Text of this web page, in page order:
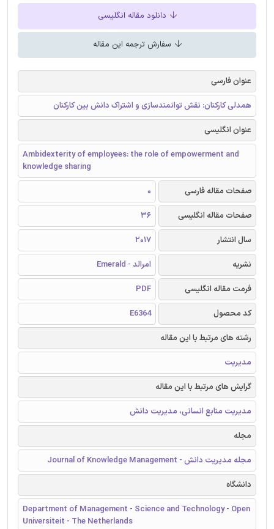
دانلود مقاله انگلیسی
سفارش ترجمه این مقاله
عنوان فارسی
همدلی کارکنان: نقش توانمندسازی و اشتراک دانش بین کارکنان
عنوان انگلیسی
Ambidexterity of employees: the role of empowerment and
knowledge sharing
صفحات مقاله فارسی
0
صفحات مقاله انگلیسی
36
سال انتشار
2017
نشریه
امرالد - Emerald
فرمت مقاله انگلیسی
PDF
کد محصول
E6364
رشته های مرتبط با این مقاله
مدیریت
گرایش های مرتبط با این مقاله
مدیریت منابع انسانی، مدیریت دانش
مجله
مجله مدیریت دانش - Journal of Knowledge Management
دانشگاه
Department of Management - Science and Technology - Open
Universiteit - The Netherlands